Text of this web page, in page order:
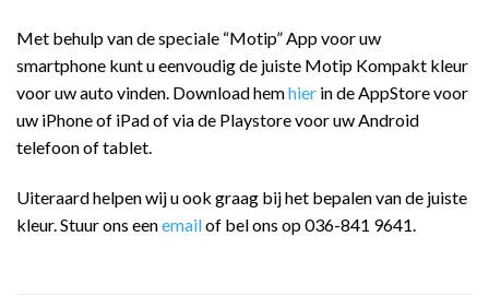
Met behulp van de speciale “Motip” App voor uw
smartphone kunt u eenvoudig de juiste Motip Kompakt kleur
voor uw auto vinden. Download hemhier in de AppStore voor
uw iPhone of iPad of via de Playstore voor uw Android
telefoon of tablet.
Uiteraard helpen wij u ook graag bij het bepalen van de juiste
kleur. Stuur ons eenemailof bel ons op 036-841 9641.